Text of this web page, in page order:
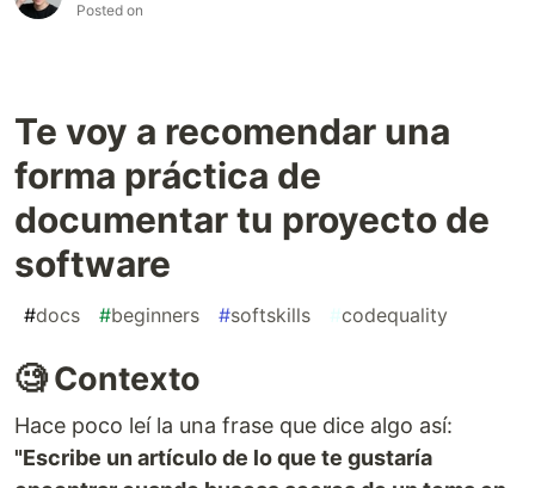
Posted on
Te voy a recomendar una
forma práctica de
documentar tu proyecto de
software
#docs #beginners #softskills #codequality
🧐 Contexto
Hace poco leí la una frase que dice algo así:
"Escribe un artículo de lo que te gustaría